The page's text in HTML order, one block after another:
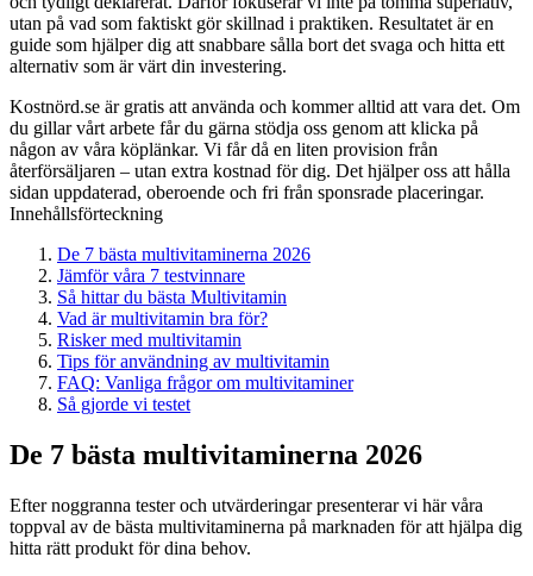
utan på vad som faktiskt gör skillnad i praktiken. Resultatet är en
guide som hjälper dig att snabbare sålla bort det svaga och hitta ett
alternativ som är värt din investering.
Kostnörd.se är gratis att använda och kommer alltid att vara det. Om
du gillar vårt arbete får du gärna stödja oss genom att klicka på
någon av våra köplänkar. Vi får då en liten provision från
återförsäljaren – utan extra kostnad för dig. Det hjälper oss att hålla
sidan uppdaterad, oberoende och fri från sponsrade placeringar.
Innehållsförteckning
De 7 bästa multivitaminerna 2026
Jämför våra 7 testvinnare
Så hittar du bästa Multivitamin
Vad är multivitamin bra för?
Risker med multivitamin
Tips för användning av multivitamin
FAQ: Vanliga frågor om multivitaminer
Så gjorde vi testet
De 7 bästa multivitaminerna 2026
Efter noggranna tester och utvärderingar presenterar vi här våra
toppval av de bästa multivitaminerna på marknaden för att hjälpa dig
hitta rätt produkt för dina behov.